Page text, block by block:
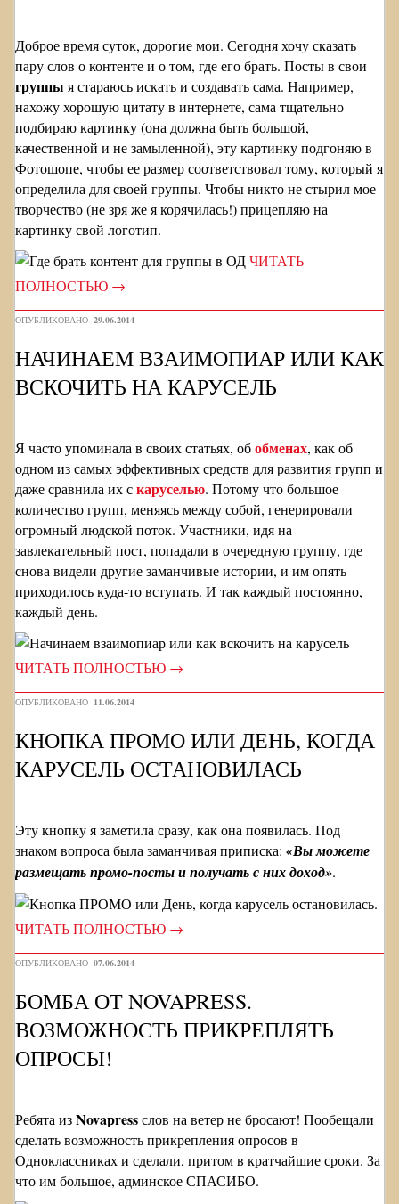
Доброе время суток, дорогие мои. Сегодня хочу сказать
пару слов о контенте и о том, где его брать. Посты в свои
группы я стараюсь искать и создавать сама. Например,
нахожу хорошую цитату в интернете, сама тщательно
подбираю картинку (она должна быть большой,
качественной и не замыленной), эту картинку подгоняю в
Фотошопе, чтобы ее размер соответствовал тому, который я
определила для своей группы. Чтобы никто не стырил мое
творчество (не зря же я корячилась!) прицепляю на
картинку свой логотип.
ЧИТАТЬ
ПОЛНОСТЬЮ →
ОПУБЛИКОВАНО 29.06.2014
НАЧИНАЕМ ВЗАИМОПИАР ИЛИ КАК
ВСКОЧИТЬ НА КАРУСЕЛЬ
Я часто упоминала в своих статьях, обобменах, как об
одном из самых эффективных средств для развития групп и
даже сравнила их скаруселью. Потому что большое
количество групп, меняясь между собой, генерировали
огромный людской поток. Участники, идя на
завлекательный пост, попадали в очередную группу, где
снова видели другие заманчивые истории, и им опять
приходилось куда-то вступать. И так каждый постоянно,
каждый день.
ЧИТАТЬ ПОЛНОСТЬЮ →
ОПУБЛИКОВАНО 11.06.2014
КНОПКА ПРОМО ИЛИ ДЕНЬ, КОГДА
КАРУСЕЛЬ ОСТАНОВИЛАСЬ
Эту кнопку я заметила сразу, как она появилась. Под
знаком вопроса была заманчивая приписка: «Вы можете
размещать промо-посты и получать с них доход».
ЧИТАТЬ ПОЛНОСТЬЮ →
ОПУБЛИКОВАНО 07.06.2014
БОМБА ОТ NOVAPRESS.
ВОЗМОЖНОСТЬ ПРИКРЕПЛЯТЬ
ОПРОСЫ!
Ребята изNovapressслов на ветер не бросают! Пообещали
сделать возможность прикрепления опросов в
Одноклассниках и сделали, притом в кратчайшие сроки. За
что им большое, админское СПАСИБО.